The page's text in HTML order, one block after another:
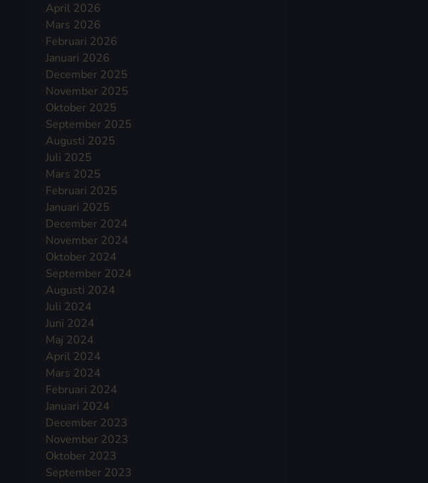
April 2026
Mars 2026
Februari 2026
Januari 2026
December 2025
November 2025
Oktober 2025
September 2025
Augusti 2025
Juli 2025
Mars 2025
Februari 2025
Januari 2025
December 2024
November 2024
Oktober 2024
September 2024
Augusti 2024
Juli 2024
Juni 2024
Maj 2024
April 2024
Mars 2024
Februari 2024
Januari 2024
December 2023
November 2023
Oktober 2023
September 2023